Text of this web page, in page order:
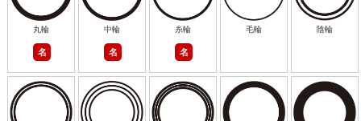
丸輪
名
中輪
名
糸輪
名
毛輪 陰輪